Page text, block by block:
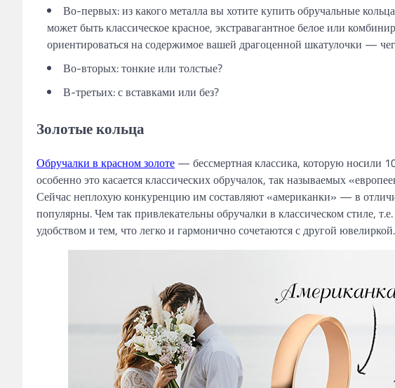
Во-первых: из какого металла вы хотите купить обручальные
может быть классическое красное, экстравагантное белое или
ориентироваться на содержимое вашей драгоценной шкатулочки —
Во-вторых: тонкие или толстые?
В-третьих: с вставками или без?
Золотые кольца
Обручалки в красном золоте — бессмертная классика, которую носили
особенно это касается классических обручалок, так называемых
Сейчас неплохую конкуренцию им составляют «американки» — в
популярны. Чем так привлекательны обручалки в классическом стиле,
удобством и тем, что легко и гармонично сочетаются с другой ювелиркой.